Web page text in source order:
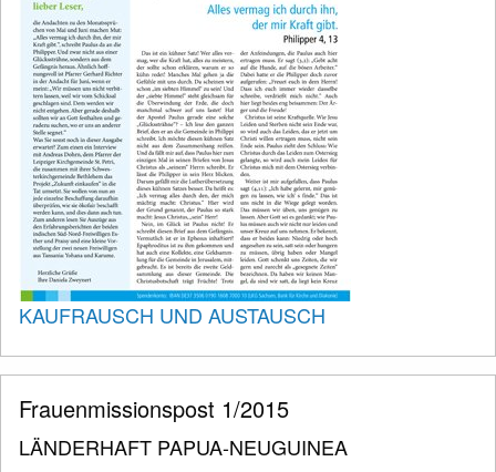
KAUFRAUSCH UND AUSTAUSCH
Frauenmissionspost 1/2015
LÄNDERHAFT PAPUA-NEUGUINEA